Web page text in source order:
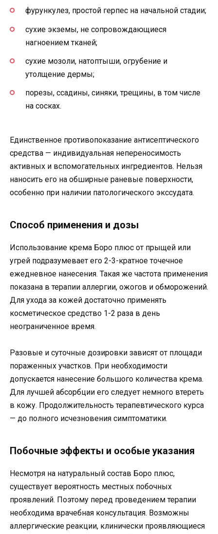
фурункулез, простой герпес на начальной стадии;
сухие экземы, не сопровождающиеся
нагноением тканей;
сухие мозоли, натоптыши, огрубение и
утолщение дермы;
порезы, ссадины, синяки, трещины, в том числе
на сосках.
Единственное противопоказание антисептического
средства — индивидуальная непереносимость
активных и вспомогательных ингредиентов. Нельзя
наносить его на обширные раневые поверхности,
особенно при наличии патологического экссудата.
Способ применения и дозы
Использование крема Боро плюс от прыщей или
угрей подразумевает его 2-3-кратное точечное
ежедневное нанесения. Такая же частота применения
показана в терапии аллергии, ожогов и обморожений.
Для ухода за кожей достаточно применять
косметическое средство 1-2 раза в день
неограниченное время.
Разовые и суточные дозировки зависят от площади
пораженных участков. При необходимости
допускается нанесение большого количества крема.
Для лучшей абсорбции его следует немного втереть
в кожу. Продолжительность терапевтического курса
— до полного исчезновения симптоматики.
Побочные эффекты и особые указания
Несмотря на натуральный состав Боро плюс,
существует вероятность местных побочных
проявлений. Поэтому перед проведением терапии
необходима врачебная консультация. Возможны
аллергические реакции, клинически проявляющиеся